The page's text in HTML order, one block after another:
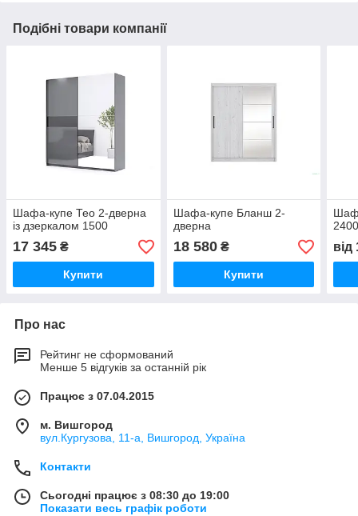
Подібні товари компанії
Шафа-купе Тео 2-дверна
із дзеркалом 1500
17 345 ₴
Купити
Шафа-купе Бланш 2-
дверна
18 580₴
Купити
від
Про нас
Рейтинг не сформований
Менше 5 відгуків за останній рік
Працює з 07.04.2015
м. Вишгород
вул.Кургузова, 11-а, Вишгород, Україна
Контакти
Сьогодні працює з 08:30 до 19:00
Показати весь графік роботи